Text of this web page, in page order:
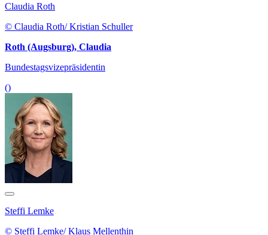
Claudia Roth
© Claudia Roth/ Kristian Schuller
Roth (Augsburg), Claudia
Bundestagsvizepräsidentin
()
Steffi Lemke
© Steffi Lemke/ Klaus Mellenthin